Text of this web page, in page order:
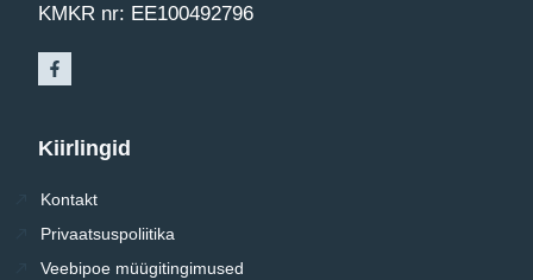
KMKR nr: EE100492796
Kiirlingid
Kontakt
Privaatsuspoliitika
Veebipoe müügitingimused